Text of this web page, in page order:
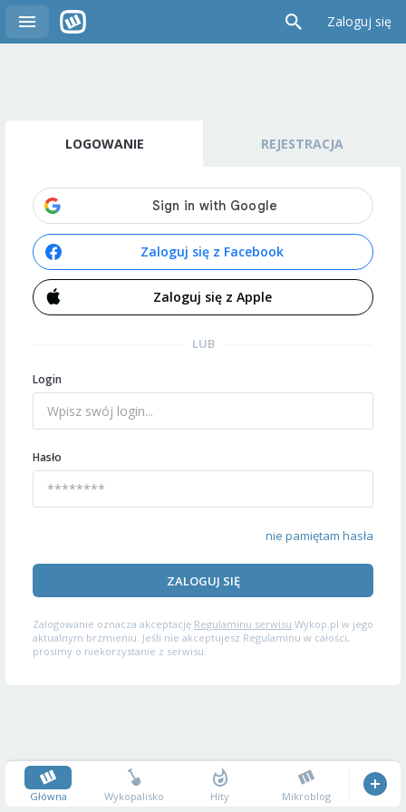
Zaloguj się
LOGOWANIE REJESTRACJA
Zaloguj się z Facebook
Zaloguj się z Apple
LUB
Login
Hasło
nie pamiętam hasła
ZALOGUJ SIĘ
Zalogowanie oznacza akceptację Regulaminu serwisu Wykop.pl w jego
aktualnym brzmieniu. Jeśli nie akceptujesz Regulaminu w całości,
prosimy o niekorzystanie z serwisu.
Główna Wykopalisko Hity Mikroblog